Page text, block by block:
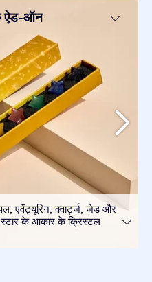
ऐड-ऑन
एवेंट्यूरिन, क्वार्ट्ज़, जेड और
स्टार के आकार के क्रिस्टल